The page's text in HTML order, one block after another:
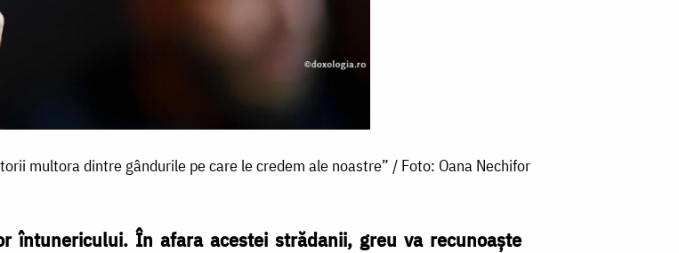
multora dintre gândurile pe care le credem ale noastre” / Foto: Oana Nechifor
întunericului. În afara acestei strădanii, greu va recunoaște